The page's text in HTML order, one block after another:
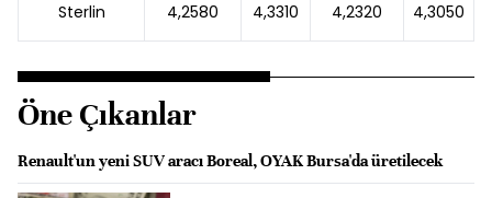
Sterlin 4,2580 4,3310 4,2320 4,3050
Öne Çıkanlar
Renault'un yeni SUV aracı Boreal, OYAK Bursa'da üretilecek